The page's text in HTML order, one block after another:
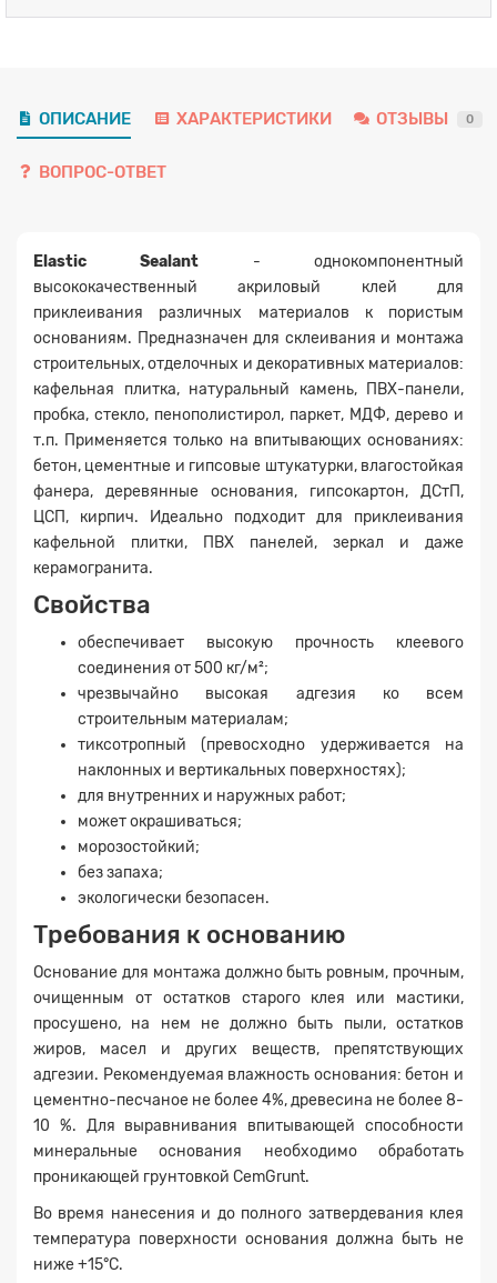
ОПИСАНИЕ ХАРАКТЕРИСТИКИ ОТЗЫВЫ 0
ВОПРОС-ОТВЕТ
Elastic Sealant - однокомпонентный
высококачественный акриловый клей для
приклеивания различных материалов к пористым
основаниям. Предназначен для склеивания и монтажа
строительных, отделочных и декоративных материалов:
кафельная плитка, натуральный камень, ПВХ-панели,
пробка, стекло, пенополистирол, паркет, МДФ, дерево и
т.п. Применяется только на впитывающих основаниях:
бетон, цементные и гипсовые штукатурки, влагостойкая
фанера, деревянные основания, гипсокартон, ДСтП,
ЦСП, кирпич. Идеально подходит для приклеивания
кафельной плитки, ПВХ панелей, зеркал и даже
керамогранита.
Свойства
обеспечивает высокую прочность клеевого
соединения от 500 кг/м²;
чрезвычайно высокая адгезия ко всем
строительным материалам;
тиксотропный (превосходно удерживается на
наклонных и вертикальных поверхностях);
для внутренних и наружных работ;
может окрашиваться;
морозостойкий;
без запаха;
экологически безопасен.
Требования к основанию
Основание для монтажа должно быть ровным, прочным,
очищенным от остатков старого клея или мастики,
просушено, на нем не должно быть пыли, остатков
жиров, масел и других веществ, препятствующих
адгезии. Рекомендуемая влажность основания: бетон и
цементно-песчаное не более 4%, древесина не более 8-
10 %. Для выравнивания впитывающей способности
минеральные основания необходимо обработать
проникающей грунтовкой CemGrunt.
Во время нанесения и до полного затвердевания клея
температура поверхности основания должна быть не
ниже +15°C.